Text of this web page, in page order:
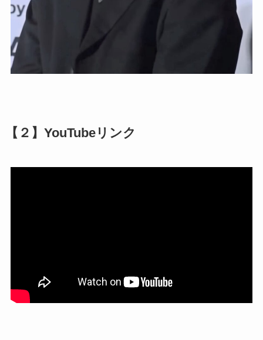
【２】YouTubeリンク